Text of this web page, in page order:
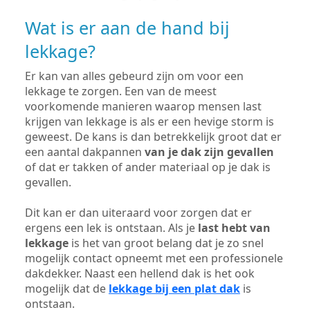
Wat is er aan de hand bij
lekkage?
Er kan van alles gebeurd zijn om voor een
lekkage te zorgen. Een van de meest
voorkomende manieren waarop mensen last
krijgen van lekkage is als er een hevige storm is
geweest. De kans is dan betrekkelijk groot dat er
een aantal dakpannen van je dak zijn gevallen
of dat er takken of ander materiaal op je dak is
gevallen.
Dit kan er dan uiteraard voor zorgen dat er
ergens een lek is ontstaan. Als je last hebt van
lekkage is het van groot belang dat je zo snel
mogelijk contact opneemt met een professionele
dakdekker. Naast een hellend dak is het ook
mogelijk dat de lekkage bij een plat dak is
ontstaan.